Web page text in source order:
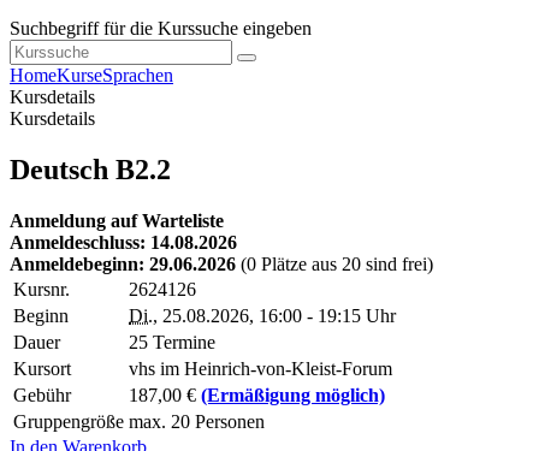
Suchbegriff für die Kurssuche eingeben
HomeKurseSprachen
Kursdetails
Kursdetails
Deutsch B2.2
Anmeldung auf Warteliste
Anmeldeschluss: 14.08.2026
Anmeldebeginn: 29.06.2026 (0 Plätze aus 20 sind frei)
Kursnr.
2624126
Beginn
Di., 25.08.2026, 16:00 - 19:15 Uhr
Dauer
25 Termine
Kursort
vhs im Heinrich-von-Kleist-Forum
Gebühr
187,00 € (Ermäßigung möglich)
Gruppengröße max. 20 Personen
In den Warenkorb